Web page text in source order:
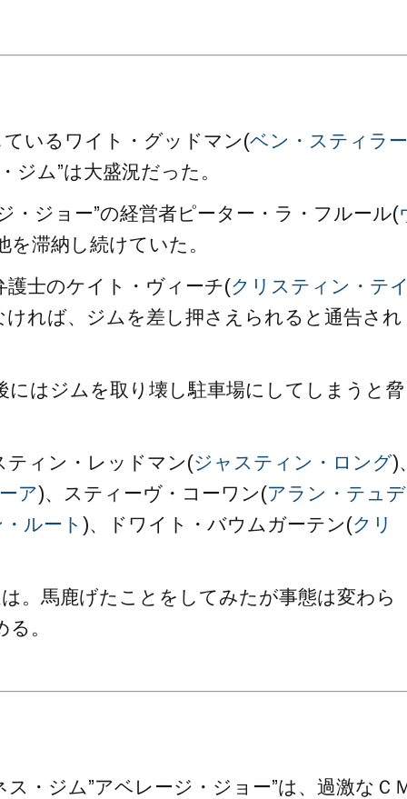
いるワイト・グッドマン(ベン・スティラー
ム”は大盛況だった。
・ジョー”の経営者ピーター・ラ・フルール(
滞納し続けていた。
士のケイト・ヴィーチ(クリスティン・テ
れば、ジムを差し押さえられると通告され
はジムを取り壊し駐車場にしてしまうと脅
ティン・レッドマン(ジャスティン・ロング)
ア)、スティーヴ・コーワン(アラン・テュデ
ルート )、ドワイト・バウムガーテン(クリ
。馬鹿げたことをしてみたが事態は変わら
。
・ジム”アベレージ・ジョー”は、過激なＣ